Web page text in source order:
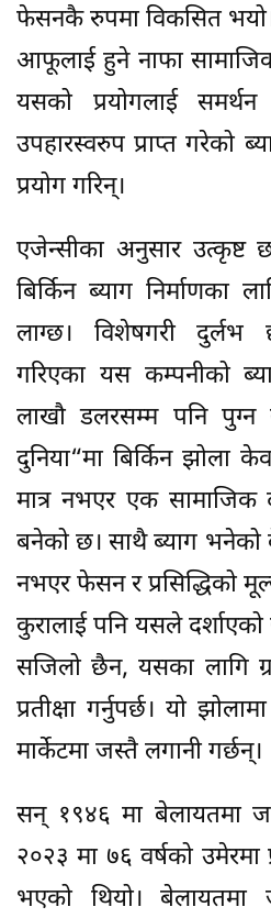
फेसनकै रुपमा विकसित भयो।
आफूलाई हुने नाफा
यसको प्रयोगलाई
उपहारस्वरुप प्राप्त गरेको
प्रयोग गरिन्।
एजेन्सीका अनुसार उत्कृष्ट
बिर्किन ब्याग निर्माणका
लाग्छ। विशेषगरी दुर्लभ
गरिएका यस कम्पनीको
लाखौ डलरसम्म पनि
दुनिया“मा बिर्किन झोला
मात्र नभएर एक सामाजिक
बनेको छ। साथै ब्याग
नभएर फेसन र प्रसिद्धिको
कुरालाई पनि यसले दर्शाएको
सजिलो छैन, यसका लागि
प्रतीक्षा गर्नुपर्छ। यो
मार्केटमा जस्तै लगानी गर्छन्।
सन् १९४६ मा बेलायतमा
२०२३ मा ७६ वर्षको उमेरमा
भएको थियो। बेलायतमा